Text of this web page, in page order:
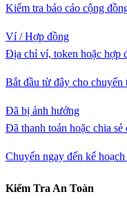
Kiểm tra báo cáo cộng
Ví / Hợp đồng
Địa chỉ ví, token hoặc hợp
Bắt đầu từ đây cho
Đã bị ảnh hưởng
Đã thanh toán hoặc chia sẻ
Chuyển ngay đến kế
Kiểm Tra An Toàn